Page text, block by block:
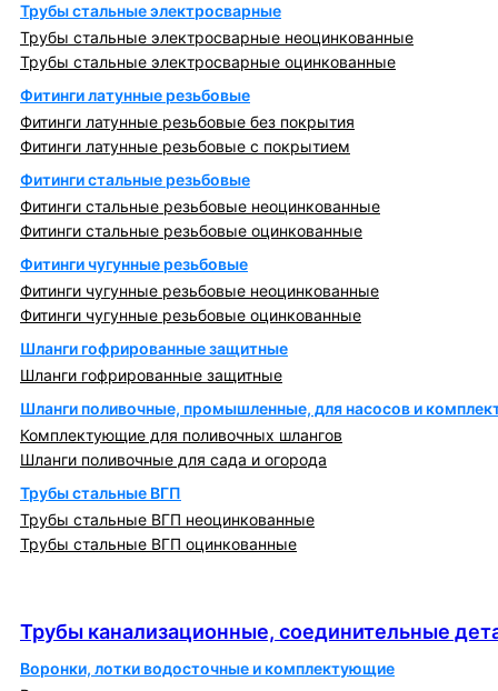
Трубы стальные электросварные
Трубы стальные электросварные неоцинкованные
Трубы стальные электросварные оцинкованные
Фитинги латунные резьбовые
Фитинги латунные резьбовые без покрытия
Фитинги латунные резьбовые с покрытием
Фитинги стальные резьбовые
Фитинги стальные резьбовые неоцинкованные
Фитинги стальные резьбовые оцинкованные
Фитинги чугунные резьбовые
Фитинги чугунные резьбовые неоцинкованные
Фитинги чугунные резьбовые оцинкованные
Шланги гофрированные защитные
Шланги гофрированные защитные
Шланги поливочные, промышленные, для насосов и
Комплектующие для поливочных шлангов
Шланги поливочные для сада и огорода
Трубы стальные ВГП
Трубы стальные ВГП неоцинкованные
Трубы стальные ВГП оцинкованные
Трубы канализационные, соединительные
Воронки, лотки водосточные и комплектующие